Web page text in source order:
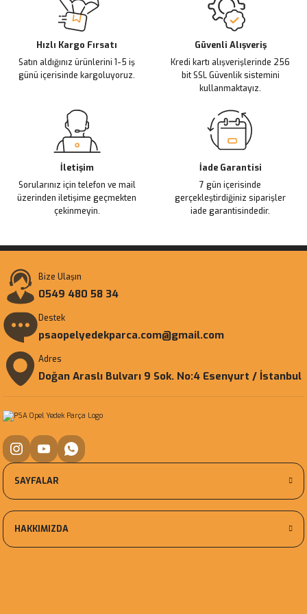
Ürün açıklamasında eksik bilgiler bulunuyor.
Ürün bilgilerinde hatalar bulunuyor.
Ürün fiyatı diğer sitelerden daha pahalı.
Bu ürüne benzer farklı alternatifler olmalı.
Hızlı Kargo Fırsatı
Satın aldığınız ürünlerini 1-5 iş
günü içerisinde kargoluyoruz.
Güvenli Alışveriş
Kredi kartı alışverişlerinde 256
bit SSL Güvenlik sistemini
kullanmaktayız.
İletişim
Sorularınız için telefon ve mail
üzerinden iletişime geçmekten
çekinmeyin.
İade Garantisi
7 gün içerisinde
gerçekleştirdiğiniz siparişler
iade garantisindedir.
Bize Ulaşın
0549 480 58 34
Destek
psaopelyedekparca.com@gmail.com
Adres
Doğan Araslı Bulvarı 9 Sok. No:4 Esenyurt / İstanbul
SAYFALAR
HAKKIMIZDA